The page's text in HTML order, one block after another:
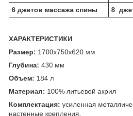
6 джетов массажа спины 8
ХАРАКТЕРИСТИКИ
Размер: 1700x750x620 мм
Глубина: 430 мм
Объем: 184 л
Материал: 100% литьевой акрил
Комплектация: усиленная
настенные крепления,